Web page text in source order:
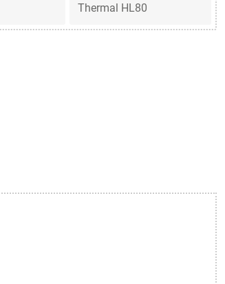
Thermal HL80